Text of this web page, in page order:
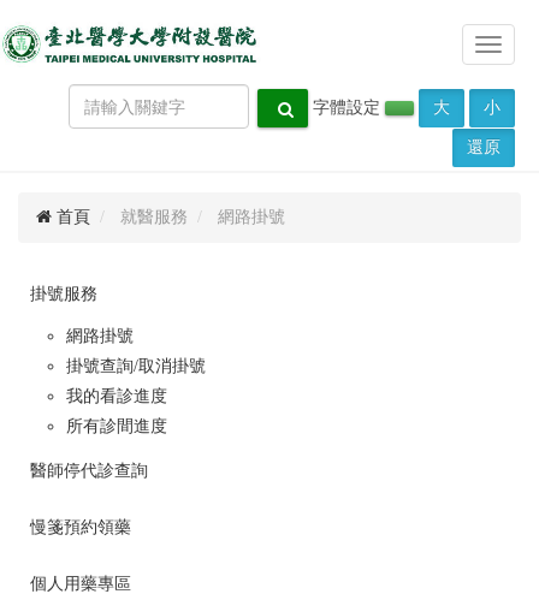
Toggle
字體設定
大 小
還原
首頁 就醫服務 網路掛號
掛號服務
網路掛號
掛號查詢/取消掛號
我的看診進度
所有診間進度
醫師停代診查詢
慢箋預約領藥
個人用藥專區